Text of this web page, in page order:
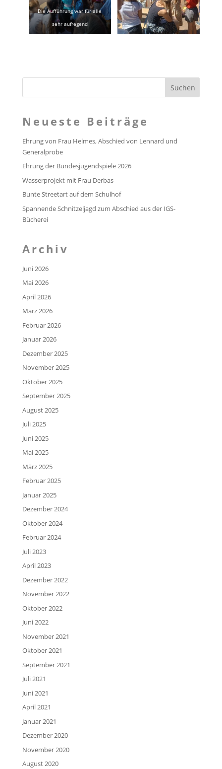
Die Aufführung war für alle
sehr aufregend
Neueste Beiträge
Ehrung von Frau Helmes, Abschied von Lennard und
Generalprobe
Ehrung der Bundesjugendspiele 2026
Wasserprojekt mit Frau Derbas
Bunte Streetart auf dem Schulhof
Spannende Schnitzeljagd zum Abschied aus der IGS-
Bücherei
Archiv
Juni 2026
Mai 2026
April 2026
März 2026
Februar 2026
Januar 2026
Dezember 2025
November 2025
Oktober 2025
September 2025
August 2025
Juli 2025
Juni 2025
Mai 2025
März 2025
Februar 2025
Januar 2025
Dezember 2024
Oktober 2024
Februar 2024
Juli 2023
April 2023
Dezember 2022
November 2022
Oktober 2022
Juni 2022
November 2021
Oktober 2021
September 2021
Juli 2021
Juni 2021
April 2021
Januar 2021
Dezember 2020
November 2020
August 2020